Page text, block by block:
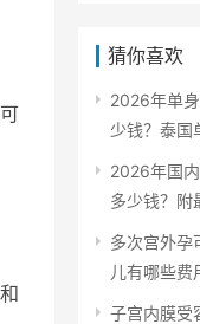
猜你喜欢
2026年单
少钱？泰国
2026年国
多少钱？附
多次宫外孕
儿有哪些费
子宫内膜受